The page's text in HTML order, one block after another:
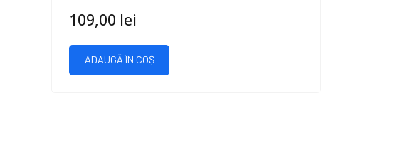
109,00 lei
ADAUGĂ ÎN COȘ